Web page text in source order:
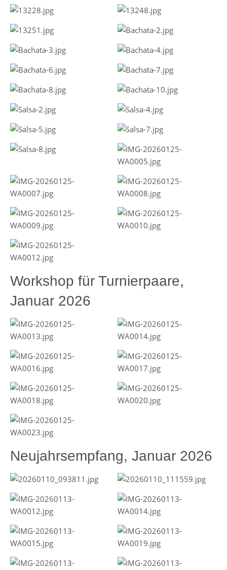
Workshop für Turnierpaare,
Januar 2026
Neujahrsempfang, Januar 2026